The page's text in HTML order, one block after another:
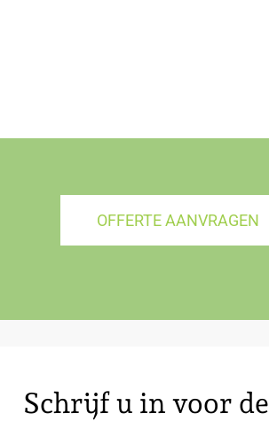
OFFERTE AANVRAGEN
Schrijf u in voor de